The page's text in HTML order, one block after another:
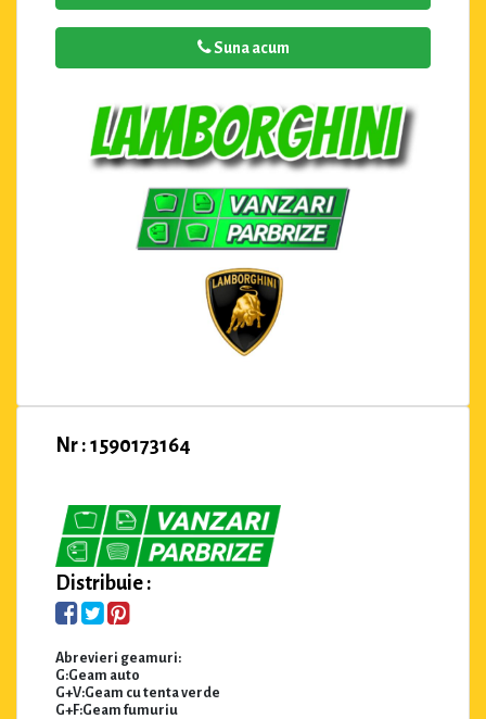
Suna acum
Nr : 1590173164
Distribuie :
Abrevieri geamuri:
G:Geam auto
G+V:Geam cu tenta verde
G+F:Geam fumuriu